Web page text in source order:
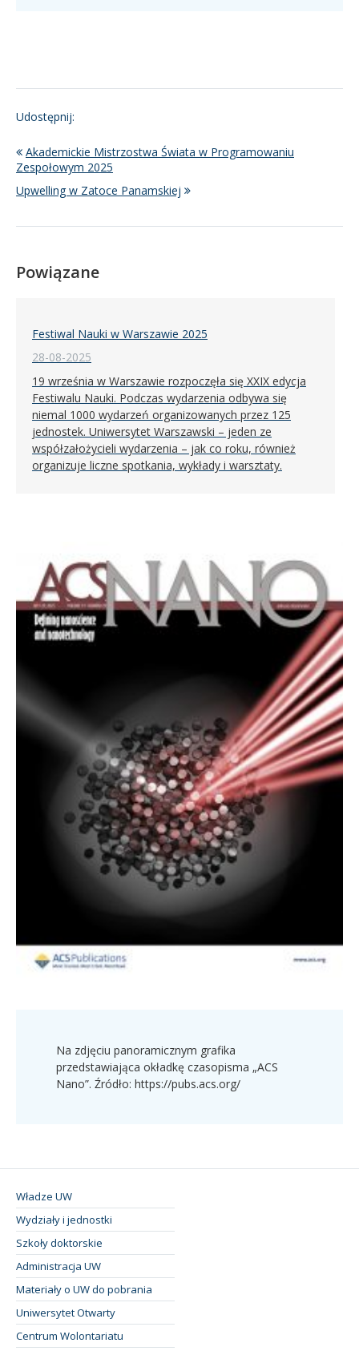
Udostępnij:
Akademickie Mistrzostwa Świata w Programowaniu
Zespołowym 2025
Upwelling w Zatoce Panamskiej
Powiązane
Festiwal Nauki w Warszawie 2025
28-08-2025
19 września w Warszawie rozpoczęła się XXIX edycja
Festiwalu Nauki. Podczas wydarzenia odbywa się
niemal 1000 wydarzeń organizowanych przez 125
jednostek. Uniwersytet Warszawski – jeden ze
współzałożycieli wydarzenia – jak co roku, również
organizuje liczne spotkania, wykłady i warsztaty.
Na zdjęciu panoramicznym grafika
przedstawiająca okładkę czasopisma „ACS
Nano”. Źródło: https://pubs.acs.org/
Władze UW
Wydziały i jednostki
Szkoły doktorskie
Administracja UW
Materiały o UW do pobrania
Uniwersytet Otwarty
Centrum Wolontariatu